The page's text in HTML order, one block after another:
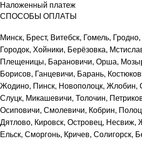
Наложенный платеж
СПОСОБЫ ОПЛАТЫ
Минск, Брест, Витебск, Гомель,
Городок, Хойники, Берёзовка,
Плещеницы, Барановичи, Орша,
Борисов, Ганцевичи, Барань,
Жодино, Пинск, Новополоцк, Жлобин,
Слуцк, Микашевичи, Толочин,
Осиповичи, Смолевичи, Кобрин,
Дятлово, Кировск, Островец, Несвиж,
Ельск, Сморгонь, Кричев, Солигорск,